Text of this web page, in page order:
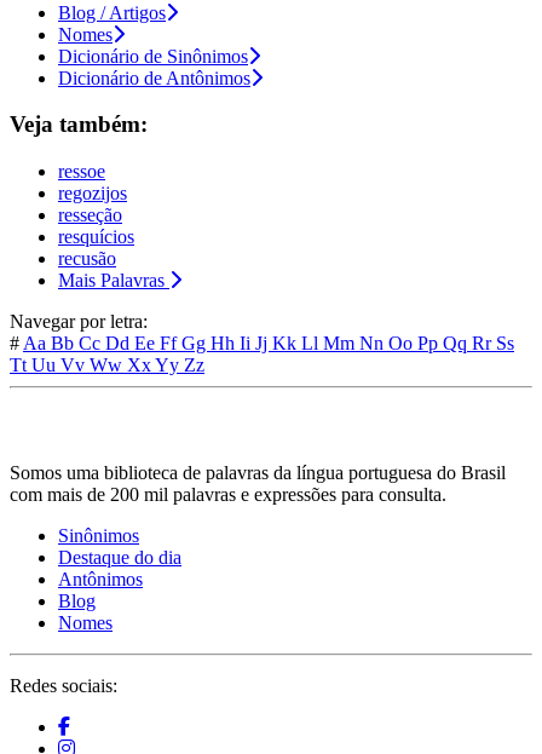
Blog / Artigos
Nomes
Dicionário de Sinônimos
Dicionário de Antônimos
Veja também:
ressoe
regozijos
resseção
resquícios
recusão
Mais Palavras
Navegar por letra:
# Aa Bb Cc Dd Ee FfGg Hh Ii Jj Kk Ll Mm Nn Oo Pp Qq Rr Ss
Tt Uu Vv Ww XxYy Zz
Somos uma biblioteca de palavras da língua portuguesa do Brasil
com mais de 200 mil palavras e expressões para consulta.
Sinônimos
Destaque do dia
Antônimos
Blog
Nomes
Redes sociais: